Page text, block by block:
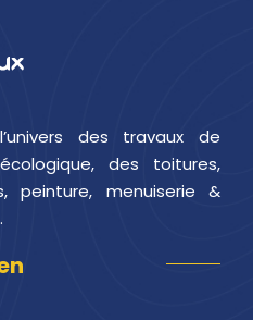
des travaux de
des toitures,
peinture, menuiserie &